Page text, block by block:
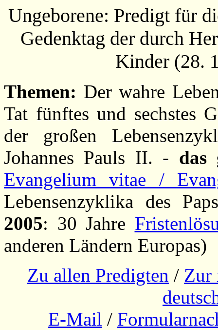
Ungeborene: Predigt für
Gedenktag der durch
Kinder (28.
Themen: Der wahre
Tat fünftes und sechstes
der großen
Johannes Pauls II. - das
Evangelium vitae /
Lebensenzyklika des
2005: 30 Jahre
anderen Ländern Europas)
Zu allen Predigten / Zur
E-Mail /